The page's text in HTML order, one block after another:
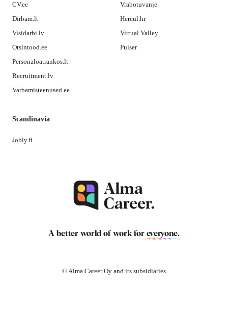
CV.ee
Dirbam.lt
Visidarbi.lv
Otsintood.ee
Personaloatrankos.lt
Recruitment.lv
Varbamisteenused.ee
Vrabotuvanje
Hercul.hr
Virtual Valley
Pulser
Scandinavia
Jobly.fi
A better world of work for everyone.
© Alma Career Oy and its subsidiaries